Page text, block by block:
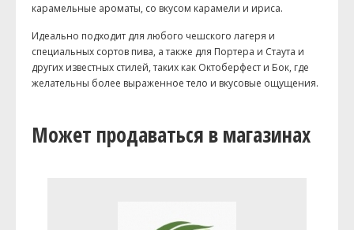
карамельные ароматы, со вкусом карамели и ириса.
Идеально подходит для любого чешского лагеря и
специальных сортов пива, а также для Портера и Стаута и
других известных стилей, таких как Октоберфест и Бок, где
желательны более выраженное тело и вкусовые ощущения.
Может продаваться в магазинах